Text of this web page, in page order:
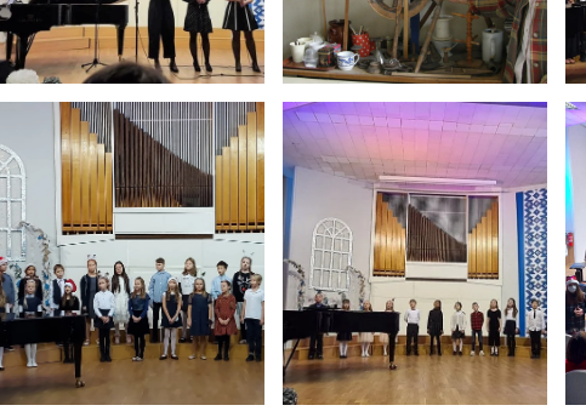
Pamokų laikas
Pamoka Pradžia Pabaiga
1
8:00
8:45
2
8:55
9:40
3
9:50
10:35
4
10:50
11:35
5
11:55
12:40
6
13:00
13:45